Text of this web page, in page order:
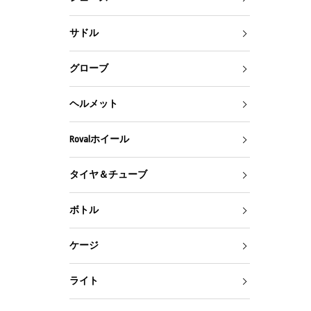
サドル
グローブ
ヘルメット
Rovalホイール
タイヤ＆チューブ
ボトル
ケージ
ライト